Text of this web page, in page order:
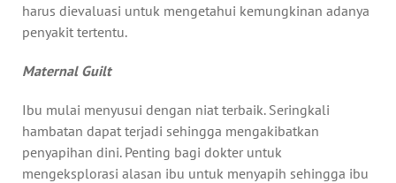
harus dievaluasi untuk mengetahui kemungkinan adanya
penyakit tertentu.
Maternal Guilt
Ibu mulai menyusui dengan niat terbaik. Seringkali
hambatan dapat terjadi sehingga mengakibatkan
penyapihan dini. Penting bagi dokter untuk
mengeksplorasi alasan ibu untuk menyapih sehingga ibu